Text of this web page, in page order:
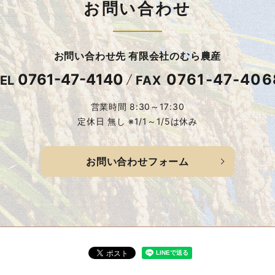
お問い合わせ
お問い合わせ先 有限会社のむら農産
0761-47-4140 FAX0761-47-
営業時間 8:30～17:30
定休日 無し ※1/1～1/5は休み
お問い合わせフォーム